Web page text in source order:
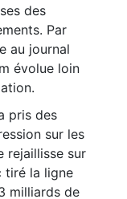
des
Par
au journal
évolue loin
pris des
sur les
rejaillisse sur
tiré la ligne
milliards de